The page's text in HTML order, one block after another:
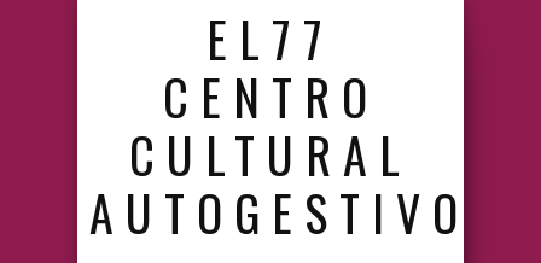
EL77
CENTRO
CULTURAL
AUTOGESTIVO